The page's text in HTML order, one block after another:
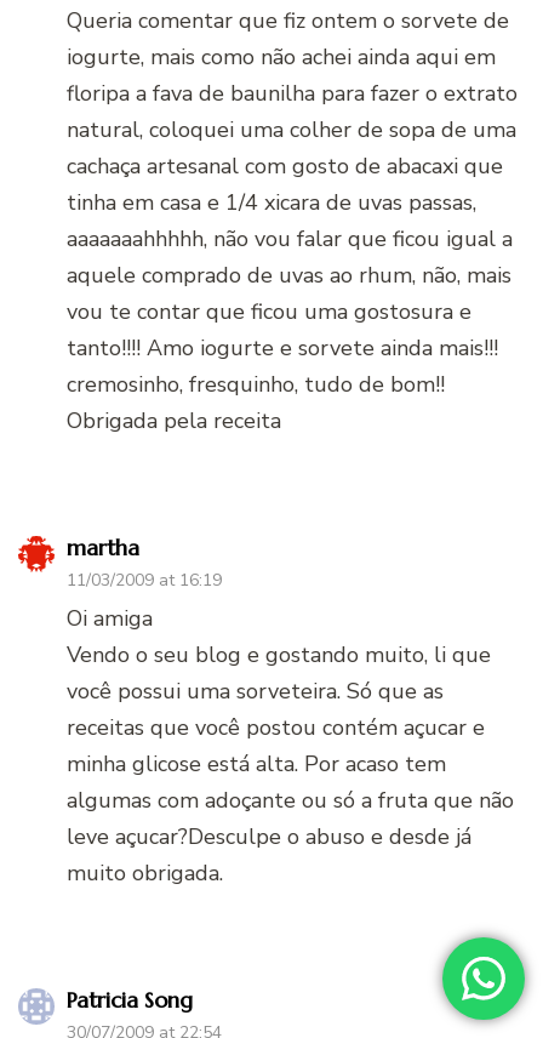
Queria comentar que fiz ontem o sorvete de
iogurte, mais como não achei ainda aqui em
floripa a fava de baunilha para fazer o extrato
natural, coloquei uma colher de sopa de uma
cachaça artesanal com gosto de abacaxi que
tinha em casa e 1/4 xicara de uvas passas,
aaaaaaahhhhh, não vou falar que ficou igual a
aquele comprado de uvas ao rhum, não, mais
vou te contar que ficou uma gostosura e
tanto!!!! Amo iogurte e sorvete ainda mais!!!
cremosinho, fresquinho, tudo de bom!!
Obrigada pela receita
martha
11/03/2009 at 16:19
Oi amiga
Vendo o seu blog e gostando muito, li que
você possui uma sorveteira. Só que as
receitas que você postou contém açucar e
minha glicose está alta. Por acaso tem
algumas com adoçante ou só a fruta que não
leve açucar?Desculpe o abuso e desde já
muito obrigada.
Patricia Song
30/07/2009 at 22:54